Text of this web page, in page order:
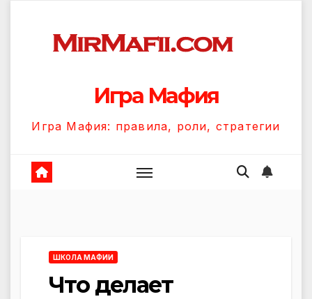
содержанию
Игра Мафия
Игра Мафия: правила, роли, стратегии
ШКОЛА МАФИИ
Что делает